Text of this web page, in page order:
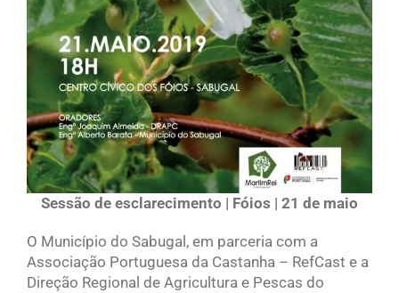
Sessão de esclarecimento | Fóios | 21 de maio
O Município do Sabugal, em parceria com a
Associação Portuguesa da Castanha – RefCast e a
Direção Regional de Agricultura e Pescas do